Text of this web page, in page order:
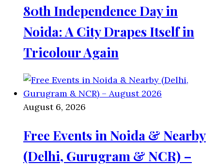
80th Independence Day in
Noida: A City Drapes Itself in
Tricolour Again
August 6, 2026
Free Events in Noida & Nearby
(Delhi, Gurugram & NCR) –